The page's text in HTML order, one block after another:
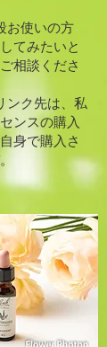
お使いの方
てみたいと
相談くださ
ンク先は、私
ンスの購入
身で購入さ